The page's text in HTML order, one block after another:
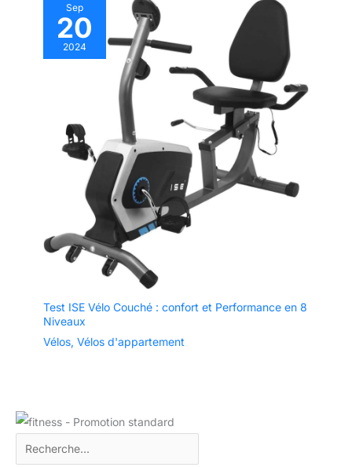
Sep
20
2024
Test ISE Vélo Couché : confort et Performance en 8
Niveaux
Vélos, Vélos d'appartement